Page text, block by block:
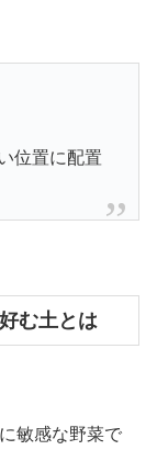
位置に配置
む土とは
敏感な野菜で